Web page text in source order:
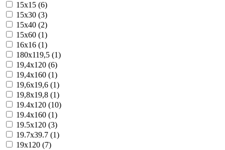
15x15 (6)
15x30 (3)
15x40 (2)
15x60 (1)
16x16 (1)
180x119,5 (1)
19,4x120 (6)
19,4x160 (1)
19,6x19,6 (1)
19,8x19,8 (1)
19.4x120 (10)
19.4x160 (1)
19.5x120 (3)
19.7x39.7 (1)
19x120 (7)